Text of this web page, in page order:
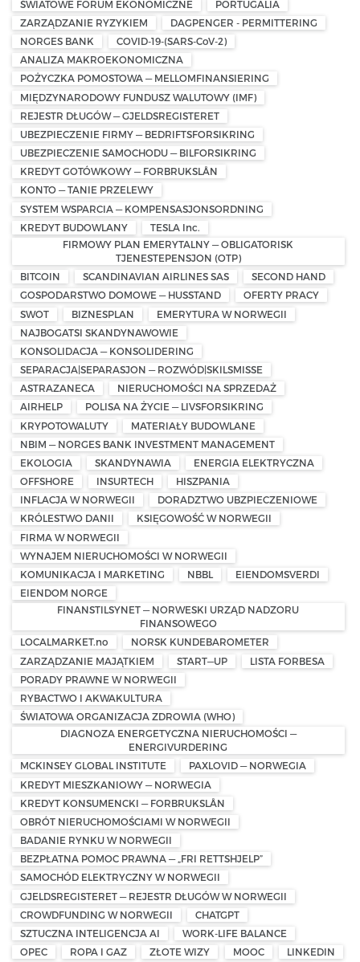
ŚWIATOWE FORUM EKONOMICZNE
PORTUGALIA
ZARZĄDZANIE RYZYKIEM
DAGPENGER - PERMITTERING
NORGES BANK
COVID-19-(SARS-CoV-2)
ANALIZA MAKROEKONOMICZNA
POŻYCZKA POMOSTOWA — MELLOMFINANSIERING
MIĘDZYNARODOWY FUNDUSZ WALUTOWY (IMF)
REJESTR DŁUGÓW — GJELDSREGISTERET
UBEZPIECZENIE FIRMY — BEDRIFTSFORSIKRING
UBEZPIECZENIE SAMOCHODU — BILFORSIKRING
KREDYT GOTÓWKOWY — FORBRUKSLÅN
KONTO — TANIE PRZELEWY
SYSTEM WSPARCIA — KOMPENSASJONSORDNING
KREDYT BUDOWLANY
TESLA Inc.
FIRMOWY PLAN EMERYTALNY — OBLIGATORISK
TJENESTEPENSJON (OTP)
BITCOIN
SCANDINAVIAN AIRLINES SAS
SECOND HAND
GOSPODARSTWO DOMOWE — HUSSTAND
OFERTY PRACY
SWOT
BIZNESPLAN
EMERYTURA W NORWEGII
NAJBOGATSI SKANDYNAWOWIE
KONSOLIDACJA — KONSOLIDERING
SEPARACJA|SEPARASJON — ROZWÓD|SKILSMISSE
ASTRAZANECA
NIERUCHOMOŚCI NA SPRZEDAŻ
AIRHELP
POLISA NA ŻYCIE — LIVSFORSIKRING
KRYPOTOWALUTY
MATERIAŁY BUDOWLANE
NBIM — NORGES BANK INVESTMENT MANAGEMENT
EKOLOGIA
SKANDYNAWIA
ENERGIA ELEKTRYCZNA
OFFSHORE
INSURTECH
HISZPANIA
INFLACJA W NORWEGII
DORADZTWO UBZPIECZENIOWE
KRÓLESTWO DANII
KSIĘGOWOŚĆ W NORWEGII
FIRMA W NORWEGII
WYNAJEM NIERUCHOMOŚCI W NORWEGII
KOMUNIKACJA I MARKETING
NBBL
EIENDOMSVERDI
EIENDOM NORGE
FINANSTILSYNET — NORWESKI URZĄD NADZORU
FINANSOWEGO
LOCALMARKET.no
NORSK KUNDEBAROMETER
ZARZĄDZANIE MAJĄTKIEM
START—UP
LISTA FORBESA
PORADY PRAWNE W NORWEGII
RYBACTWO I AKWAKULTURA
ŚWIATOWA ORGANIZACJA ZDROWIA (WHO)
DIAGNOZA ENERGETYCZNA NIERUCHOMOŚCI —
ENERGIVURDERING
MCKINSEY GLOBAL INSTITUTE
PAXLOVID — NORWEGIA
KREDYT MIESZKANIOWY — NORWEGIA
KREDYT KONSUMENCKI — FORBRUKSLÅN
OBRÓT NIERUCHOMOŚCIAMI W NORWEGII
BADANIE RYNKU W NORWEGII
BEZPŁATNA POMOC PRAWNA — „FRI RETTSHJELP”
SAMOCHÓD ELEKTRYCZNY W NORWEGII
GJELDSREGISTERET — REJESTR DŁUGÓW W NORWEGII
CROWDFUNDING W NORWEGII
CHATGPT
SZTUCZNA INTELIGENCJA AI
WORK-LIFE BALANCE
OPEC
ROPA I GAZ ZŁOTE WIZY MOOC LINKEDIN